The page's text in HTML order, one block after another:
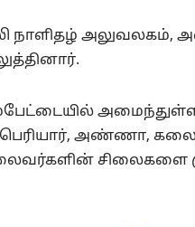
நாளிதழ் அலுவலகம்,
அண்ணா,
சிலைகளை